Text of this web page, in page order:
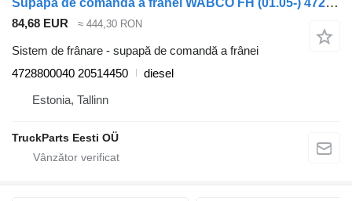
84,68 EUR ≈ 444,30 RON
Sistem de frânare - supapă de comandă a frânei
4728800040 20514450
diesel
Estonia, Tallinn
TruckParts Eesti OÜ